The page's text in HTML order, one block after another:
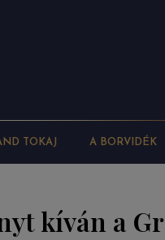
TOKAJ A BORVIDÉK
kíván a